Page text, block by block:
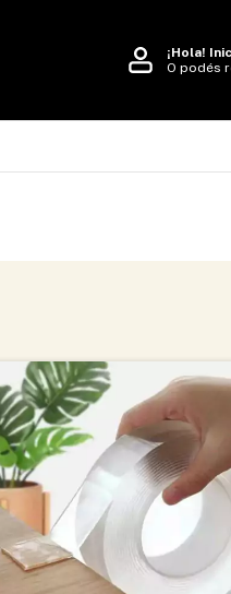
¡Hola!
O podés